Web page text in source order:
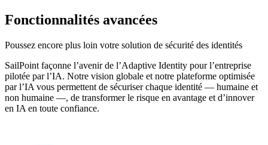
Fonctionnalités avancées
Poussez encore plus loin votre solution de sécurité des identités
SailPoint façonne l’avenir de l’Adaptive Identity pour l’entreprise
pilotée par l’IA. Notre vision globale et notre plateforme optimisée
par l’IA vous permettent de sécuriser chaque identité — humaine et
non humaine —, de transformer le risque en avantage et d’innover
en IA en toute confiance.